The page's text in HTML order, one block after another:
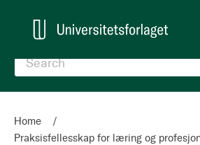
Home
Praksisfellesskap for læring og